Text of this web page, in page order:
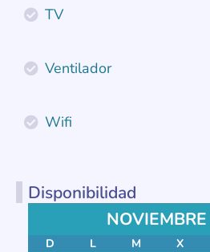
TV
Ventilador
Wifi
Disponibilidad
D L M X